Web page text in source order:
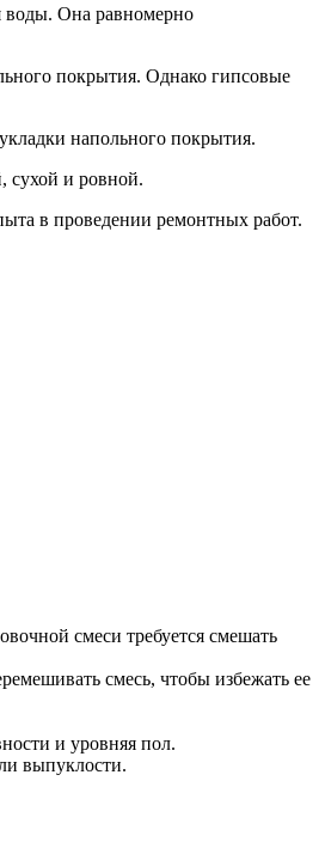
воды. Она равномерно
покрытия. Однако гипсовые
напольного покрытия.
сухой и ровной.
в проведении ремонтных работ.
смеси требуется смешать
смесь, чтобы избежать ее
и уровняя пол.
выпуклости.